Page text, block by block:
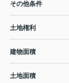
その他条件
土地権利
建物面積
土地面積